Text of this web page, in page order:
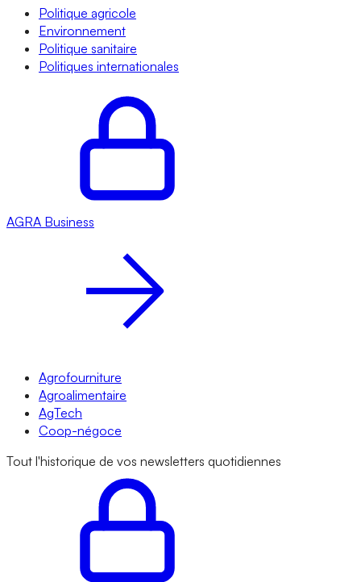
Politique agricole
Environnement
Politique sanitaire
Politiques internationales
AGRA Business
Agrofourniture
Agroalimentaire
AgTech
Coop-négoce
Tout l'historique de vos newsletters quotidiennes